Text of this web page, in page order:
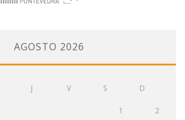
AGOSTO 2026
J V S D
1 2